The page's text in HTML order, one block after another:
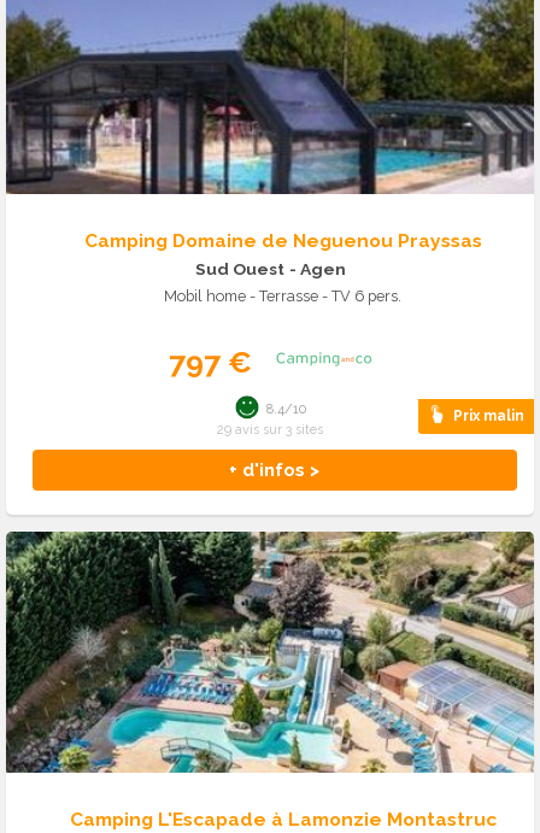
Camping Domaine de Neguenou Prayssas
Sud Ouest - Agen
Mobil home - Terrasse - TV 6 pers.
797 €
Prix malin
+ d'infos >
8.4/10
29 avis sur 3 sites
Camping L'Escapade à Lamonzie Montastruc